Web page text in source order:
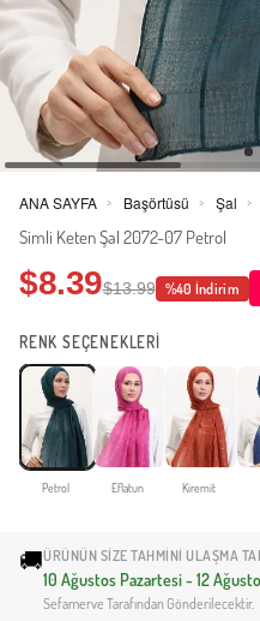
ANA SAYFA > Başörtüsü > Şal >
Simli Keten Şal 2072-07 Petrol
$8.39$13.99 %40 İndirim
RENK SEÇENEKLERİ
Petrol Eflatun Kiremit
🚚ÜRÜNÜN SIZE TAHMINI ULAŞMA
10 Ağustos Pazartesi - 12
Sefamerve Tarafından Gönderilecektir.